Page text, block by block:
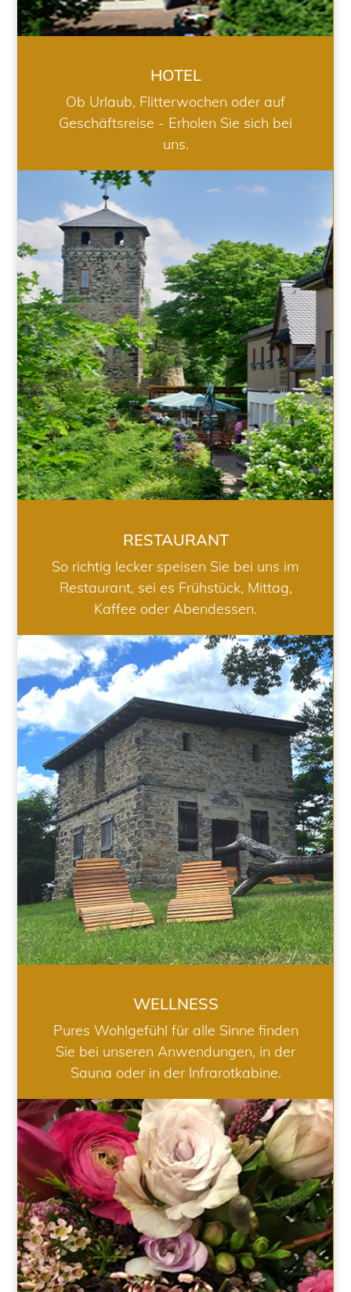
HOTEL
Ob Urlaub, Flitterwochen oder auf
Geschäftsreise - Erholen Sie sich bei
uns.
RESTAURANT
RESTAURANT
So richtig lecker speisen Sie bei uns im
Restaurant, sei es Frühstück, Mittag,
Kaffee oder Abendessen.
WELLNESS
WELLNESS
Pures Wohlgefühl für alle Sinne finden
Sie bei unseren Anwendungen, in der
Sauna oder in der Infrarotkabine.
HOCHZEIT